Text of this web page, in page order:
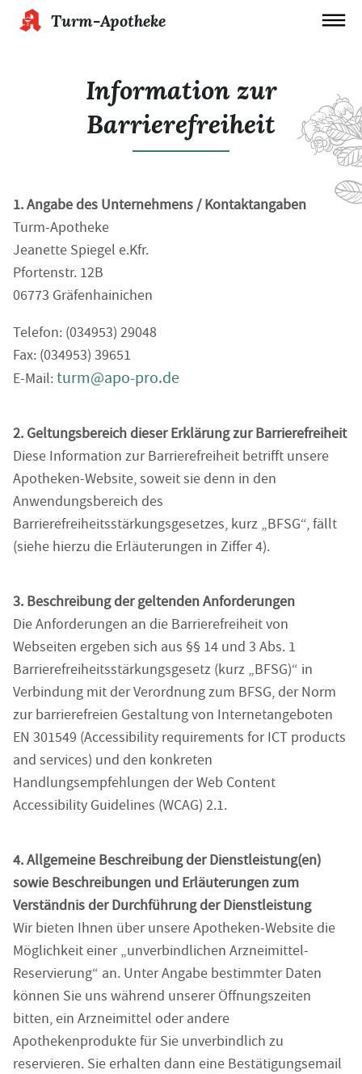
Turm-Apotheke
Information zur
Barrierefreiheit
1. Angabe des Unternehmens / Kontaktangaben
Turm-Apotheke
Jeanette Spiegel e.Kfr.
Pfortenstr. 12B
06773 Gräfenhainichen
Telefon: (034953) 29048
Fax: (034953) 39651
E-Mail:turm@apo-pro.de
2. Geltungsbereich dieser Erklärung zur Barrierefreiheit
Diese Information zur Barrierefreiheit betrifft unsere
Apotheken-Website, soweit sie denn in den
Anwendungsbereich des
Barrierefreiheitsstärkungsgesetzes, kurz „BFSG“, fällt
(siehe hierzu die Erläuterungen in Ziffer 4).
3. Beschreibung der geltenden Anforderungen
Die Anforderungen an die Barrierefreiheit von
Webseiten ergeben sich aus §§ 14 und 3 Abs. 1
Barrierefreiheitsstärkungsgesetz (kurz „BFSG)“ in
Verbindung mit der Verordnung zum BFSG, der Norm
zur barrierefreien Gestaltung von Internetangeboten
EN 301549 (Accessibility requirements for ICT products
and services) und den konkreten
Handlungsempfehlungen der Web Content
Accessibility Guidelines (WCAG) 2.1.
4. Allgemeine Beschreibung der Dienstleistung(en)
sowie Beschreibungen und Erläuterungen zum
Verständnis der Durchführung der Dienstleistung
Wir bieten Ihnen über unsere Apotheken-Website die
Möglichkeit einer „unverbindlichen Arzneimittel-
Reservierung“ an. Unter Angabe bestimmter Daten
können Sie uns während unserer Öffnungszeiten
bitten, ein Arzneimittel oder andere
Apothekenprodukte für Sie unverbindlich zu
reservieren. Sie erhalten dann eine Bestätigungsemail